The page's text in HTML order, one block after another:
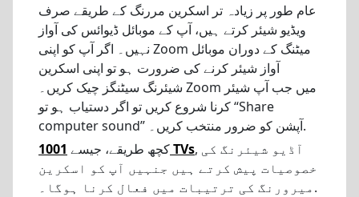
عام طور پر زیادہ تر اسکرین مررنگ کے طریقے صرف
ویڈیو شیئر کرتے ہیں، آپ کے موبائل ڈیوائس کی آواز
نہیں۔ اگر آپ کو اپنی Zoom میٹنگ کے دوران موبائل
آواز شیئر کرنے کی ضرورت ہو تو اپنی اسکرین
شیئرنگ سیٹنگز چیک کریں۔ Zoom میں جب آپ شیئر
کرنا شروع کریں تو اگر دستیاب ہو تو “Share
computer sound” آپشن کو ضرور منتخب کریں۔.
کچھ طریقے، جیسے1001 TVs, آڈیو شیئرنگ کی
خصوصیات پیش کرتے ہیں جنہیں آپ کو اسکرین
میرورنگ کی ترتیبات میں فعال کرنا ہوگا۔.